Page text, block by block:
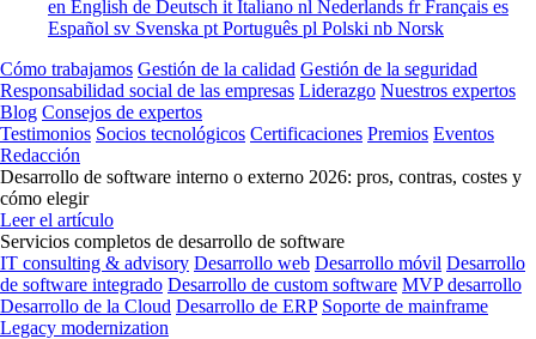
en English de Deutsch it Italiano nl Nederlands frFrançais es
Español sv Svenska pt Português pl Polski nb Norsk
Cómo trabajamos Gestión de la calidad Gestión de la seguridad
Responsabilidad social de las empresas Liderazgo Nuestros expertos
Blog Consejos de expertos
Testimonios Socios tecnológicos Certificaciones Premios Eventos
Redacción
Desarrollo de software interno o externo 2026: pros, contras, costes y
cómo elegir
Leer el artículo
Servicios completos de desarrollo de software
IT consulting & advisory Desarrollo web Desarrollo móvil Desarrollo
de software integrado Desarrollo de custom software MVP desarrollo
Desarrollo de la Cloud Desarrollo de ERP Soporte de mainframe
Legacy modernization